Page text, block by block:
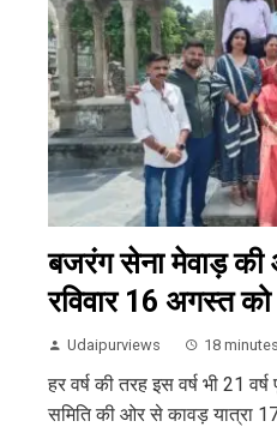
बजरंग सेना मेवाड़
रविवार 16 अगस्त को
Udaipurviews 18
हर वर्ष की तरह इस वर्ष भी 21 वर्ष
समिति की ओर से कावड़ यात्रा